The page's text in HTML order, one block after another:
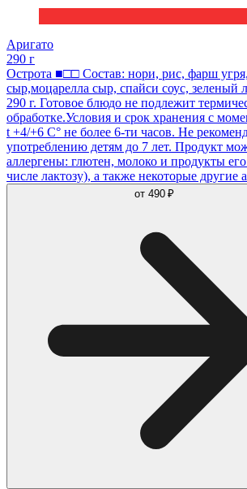
Аригато
290 г
Острота ■□□ Состав: нори, рис, фарш
сыр,моцарелла сыр, спайси соус, зеленый
290 г. Готовое блюдо не подлежит
обработке.Условия и срок хранения с
t +4/+6 С° не более 6-ти часов. Не
употреблению детям до 7 лет. Продукт
аллергены: глютен, молоко и продукты
числе лактозу), а также некоторые другие
от 490 ₽